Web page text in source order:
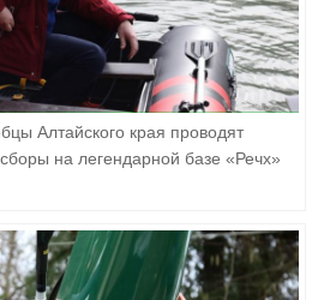
Алтайского края проводят
на легендарной базе «Речх»